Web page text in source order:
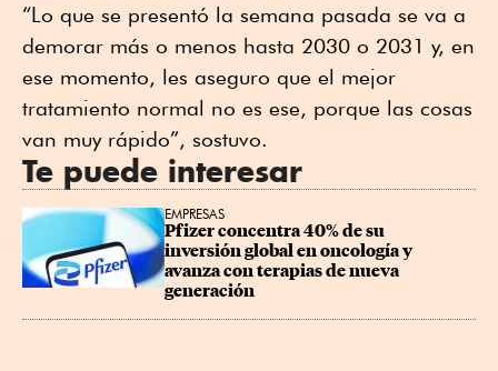
“Lo que se presentó la semana pasada se va a
demorar más o menos hasta 2030 o 2031 y, en
ese momento, les aseguro que el mejor
tratamiento normal no es ese, porque las cosas
van muy rápido”, sostuvo.
Te puede interesar
EMPRESAS
Pfizer concentra 40% de su
inversión global en oncología y
avanza con terapias de nueva
generación